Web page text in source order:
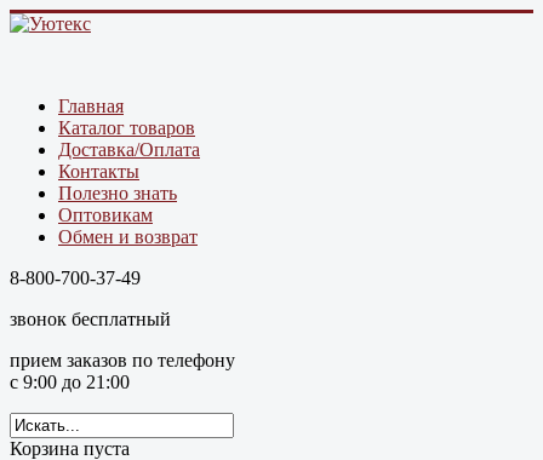
Главная
Каталог товаров
Доставка/Оплата
Контакты
Полезно знать
Оптовикам
Обмен и возврат
8-800-700-37-49
звонок бесплатный
прием заказов по телефону
с 9:00 до 21:00
Корзина пуста